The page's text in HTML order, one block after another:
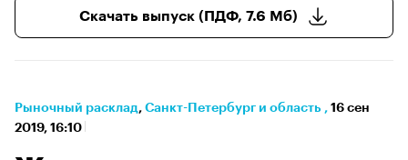
Скачать выпуск (ПДФ, 7.6 Мб)
Рыночный расклад⁠, Санкт-Петербург и область , 16 сен
2019, 16:10